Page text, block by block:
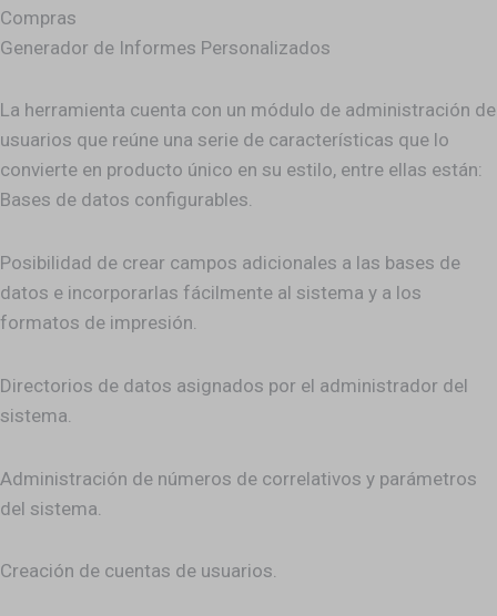
Compras
Generador de Informes Personalizados
La herramienta cuenta con un módulo de administración de
usuarios que reúne una serie de características que lo
convierte en producto único en su estilo, entre ellas están:
Bases de datos configurables.
Posibilidad de crear campos adicionales a las bases de
datos e incorporarlas fácilmente al sistema y a los
formatos de impresión.
Directorios de datos asignados por el administrador del
sistema.
Administración de números de correlativos y parámetros
del sistema.
Creación de cuentas de usuarios.